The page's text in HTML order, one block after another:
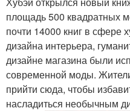
площадь 500 квадратных
почти 14000 книг в сфере
дизайна интерьера,
дизайне магазина были
современной моды.
прийти сюда, чтобы
насладиться необычным